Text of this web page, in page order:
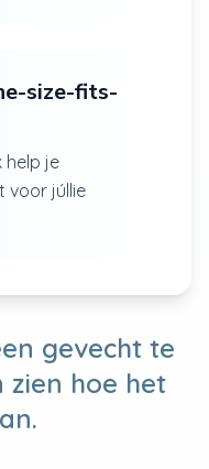
size-fits-
help je
voor júllie
gevecht te
zien hoe het